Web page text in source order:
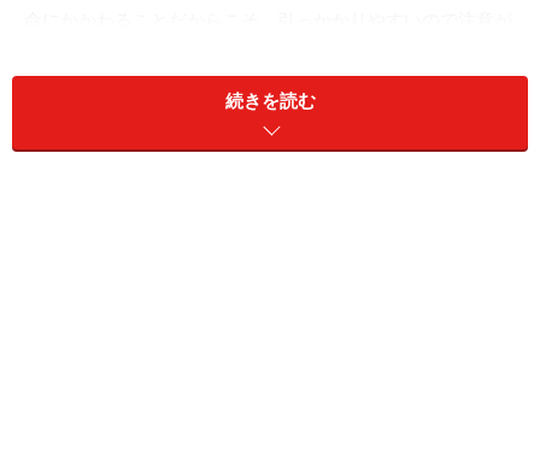
大地震が発生すると、詐欺まがいの耐震リフォーム工事
のセールスが現れます。よくある手口は、いきなり訪
問、正しい耐震診断もせずにこの家がいかに危険かを専
続きを読む